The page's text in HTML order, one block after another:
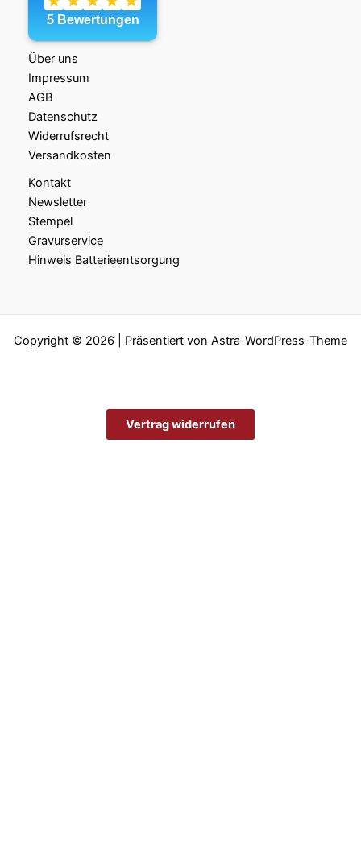
Über uns
Impressum
AGB
Datenschutz
Widerrufsrecht
Versandkosten
Kontakt
Newsletter
Stempel
Gravurservice
Hinweis Batterieentsorgung
Copyright © 2026 | Präsentiert von Astra-WordPress-Theme
Vertrag widerrufen